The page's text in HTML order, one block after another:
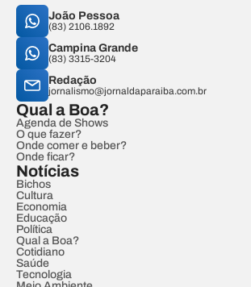
João Pessoa
(83) 2106.1892
Campina Grande
(83) 3315-3204
Redação
jornalismo@jornaldaparaiba.com.br
Qual a Boa?
Agenda de Shows
O que fazer?
Onde comer e beber?
Onde ficar?
Notícias
Bichos
Cultura
Economia
Educação
Política
Qual a Boa?
Cotidiano
Saúde
Tecnologia